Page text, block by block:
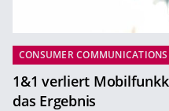
CONSUMER COMMUNICATIONS
1&1 verliert
das Ergebnis